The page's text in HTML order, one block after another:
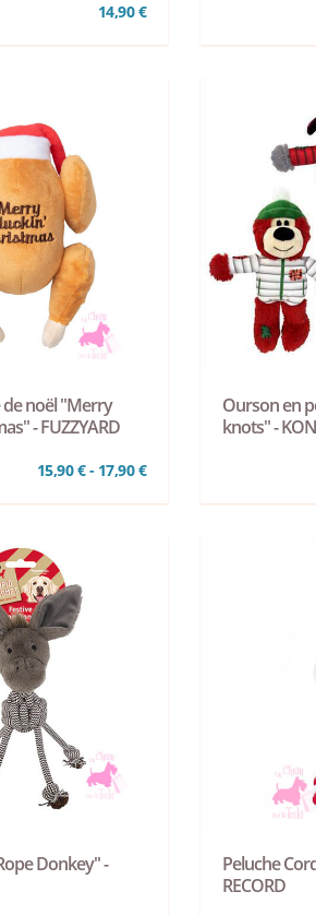
14,90 €
de noël "Merry
- FUZZYARD
15,90 € - 17,90 €
Ourson en
knots" -
Donkey" -
Peluche
RECORD